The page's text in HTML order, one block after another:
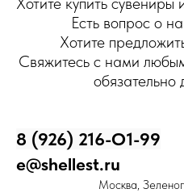
Есть вопрос о
Хотите
Свяжитесь с нами
обязательно
8 (926) 216-О1-99
e@shellest.ru
Москва,